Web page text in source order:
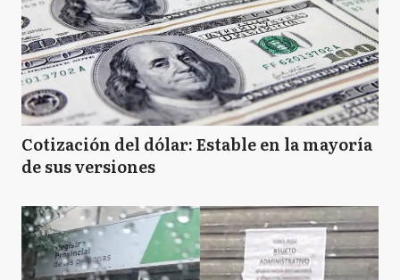
Cotización del dólar: Estable en la mayoría
de sus versiones